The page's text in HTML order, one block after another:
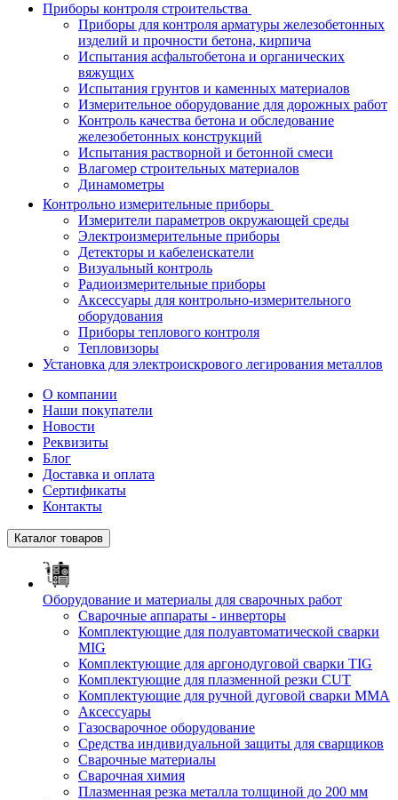
Приборы контроля строительства
Приборы для контроля арматуры железобетонных
изделий и прочности бетона, кирпича
Испытания асфальтобетона и органических
вяжущих
Испытания грунтов и каменных материалов
Измерительное оборудование для дорожных работ
Контроль качества бетона и обследование
железобетонных конструкций
Испытания растворной и бетонной смеси
Влагомер строительных материалов
Динамометры
Контрольно измерительные приборы
Измерители параметров окружающей среды
Электроизмерительные приборы
Детекторы и кабелеискатели
Визуальный контроль
Радиоизмерительные приборы
Аксессуары для контрольно-измерительного
оборудования
Приборы теплового контроля
Тепловизоры
Установка для электроискрового легирования металлов
О компании
Наши покупатели
Новости
Реквизиты
Блог
Доставка и оплата
Сертификаты
Контакты
Каталог товаров
Оборудование и материалы для сварочных работ
Сварочные аппараты - инверторы
Комплектующие для полуавтоматической сварки
MIG
Комплектующие для аргонодуговой сварки TIG
Комплектующие для плазменной резки CUT
Комплектующие для ручной дуговой сварки MMA
Аксессуары
Газосварочное оборудование
Средства индивидуальной защиты для сварщиков
Сварочные материалы
Сварочная химия
Плазменная резка металла толщиной до 200 мм